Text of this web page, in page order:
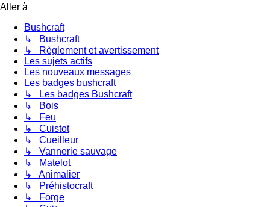
Aller à
Bushcraft
↳ Bushcraft
↳ Règlement et avertissement
Les sujets actifs
Les nouveaux messages
Les badges bushcraft
↳ Les badges Bushcraft
↳ Bois
↳ Feu
↳ Cuistot
↳ Cueilleur
↳ Vannerie sauvage
↳ Matelot
↳ Animalier
↳ Préhistocraft
↳ Forge